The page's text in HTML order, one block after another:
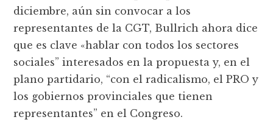
diciembre, aún sin convocar a los
representantes de la CGT, Bullrich ahora dice
que es clave «hablar con todos los sectores
sociales” interesados en la propuesta y, en el
plano partidario, “con el radicalismo, el PRO y
los gobiernos provinciales que tienen
representantes” en el Congreso.